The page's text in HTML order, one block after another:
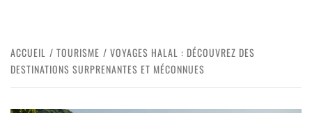
ACCUEIL TOURISME
VOYAGES HALAL : DÉCOUVREZ DES
DESTINATIONS SURPRENANTES ET MÉCONNUES